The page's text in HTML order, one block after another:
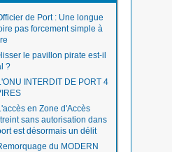
de Port : Une longue
pas forcement simple à
le pavillon pirate est-il
?
INTERDIT DE PORT 4
en Zone d'Accès
sans autorisation dans
est désormais un délit
du MODERN